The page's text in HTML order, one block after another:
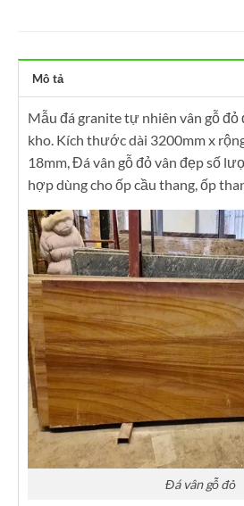
Mô tả
Mẫu đá granite tự nhiên vân gỗ đỏ
kho. Kích thước dài 3200mm x
18mm, Đá vân gỗ đỏ vân đẹp số
hợp dùng cho ốp cầu thang, ốp
Đá vân gỗ đỏ